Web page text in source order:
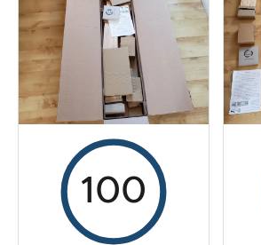
Rapport qualité/prix
Résultat global
100